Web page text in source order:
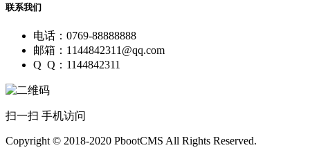
联系我们
电话：0769-88888888
邮箱：1144842311@qq.com
Q Q：1144842311
扫一扫 手机访问
Copyright © 2018-2020 PbootCMS All Rights Reserved.